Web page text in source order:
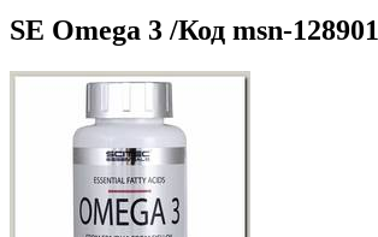
SE Omega 3 /Код msn-128901